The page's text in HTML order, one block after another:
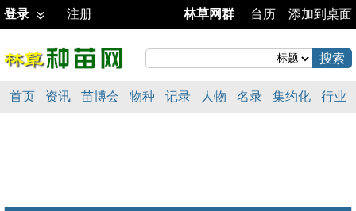
登录 注册 林草网群 台历 添加到桌面
首页 资讯 苗博会 物种 记录 人物 名录 集约化 行业